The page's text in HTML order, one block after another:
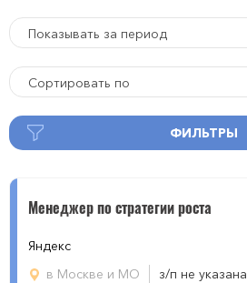
Показывать за период
Сортировать по
ФИЛЬТРЫ
Менеджер по стратегии роста
Яндекс
в Москве и МО
з/п не указана